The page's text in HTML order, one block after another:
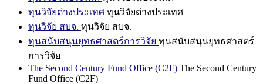
ทุนวิจัยต่างประเทศ ทุนวิจัยต่างประเทศ
ทุนวิจัย สบจ. ทุนวิจัย สบจ.
ทุนสนับสนุนยุทธศาสตร์การวิจัย ทุนสนับสนุนยุทธศาสตร์
การวิจัย
The Second Century Fund Office (C2F) The Second Century
Fund Office (C2F)